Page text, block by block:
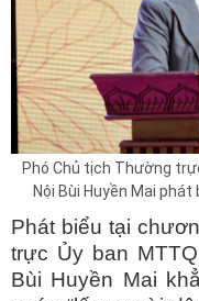
Phó Chủ tịch Thường
Nội Bùi Huyền Mai
Phát biểu tại
trực Ủy ban
Bùi Huyền Mai